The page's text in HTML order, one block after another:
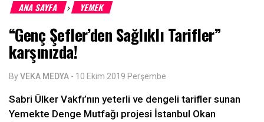
ANA SAYFA › YEMEK
“Genç Şefler’den Sağlıklı Tarifler”
karşınızda!
ByVEKA MEDYA - 10 Ekim 2019 Perşembe
Sabri Ülker Vakfı’nın yeterli ve dengeli tarifler sunan
Yemekte Denge Mutfağı projesi İstanbul Okan